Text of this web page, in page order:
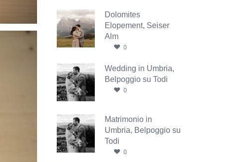
Dolomites
Elopement, Seiser
Alm
0
Wedding in Umbria,
Belpoggio su Todi
0
Matrimonio in
Umbria, Belpoggio su
Todi
0